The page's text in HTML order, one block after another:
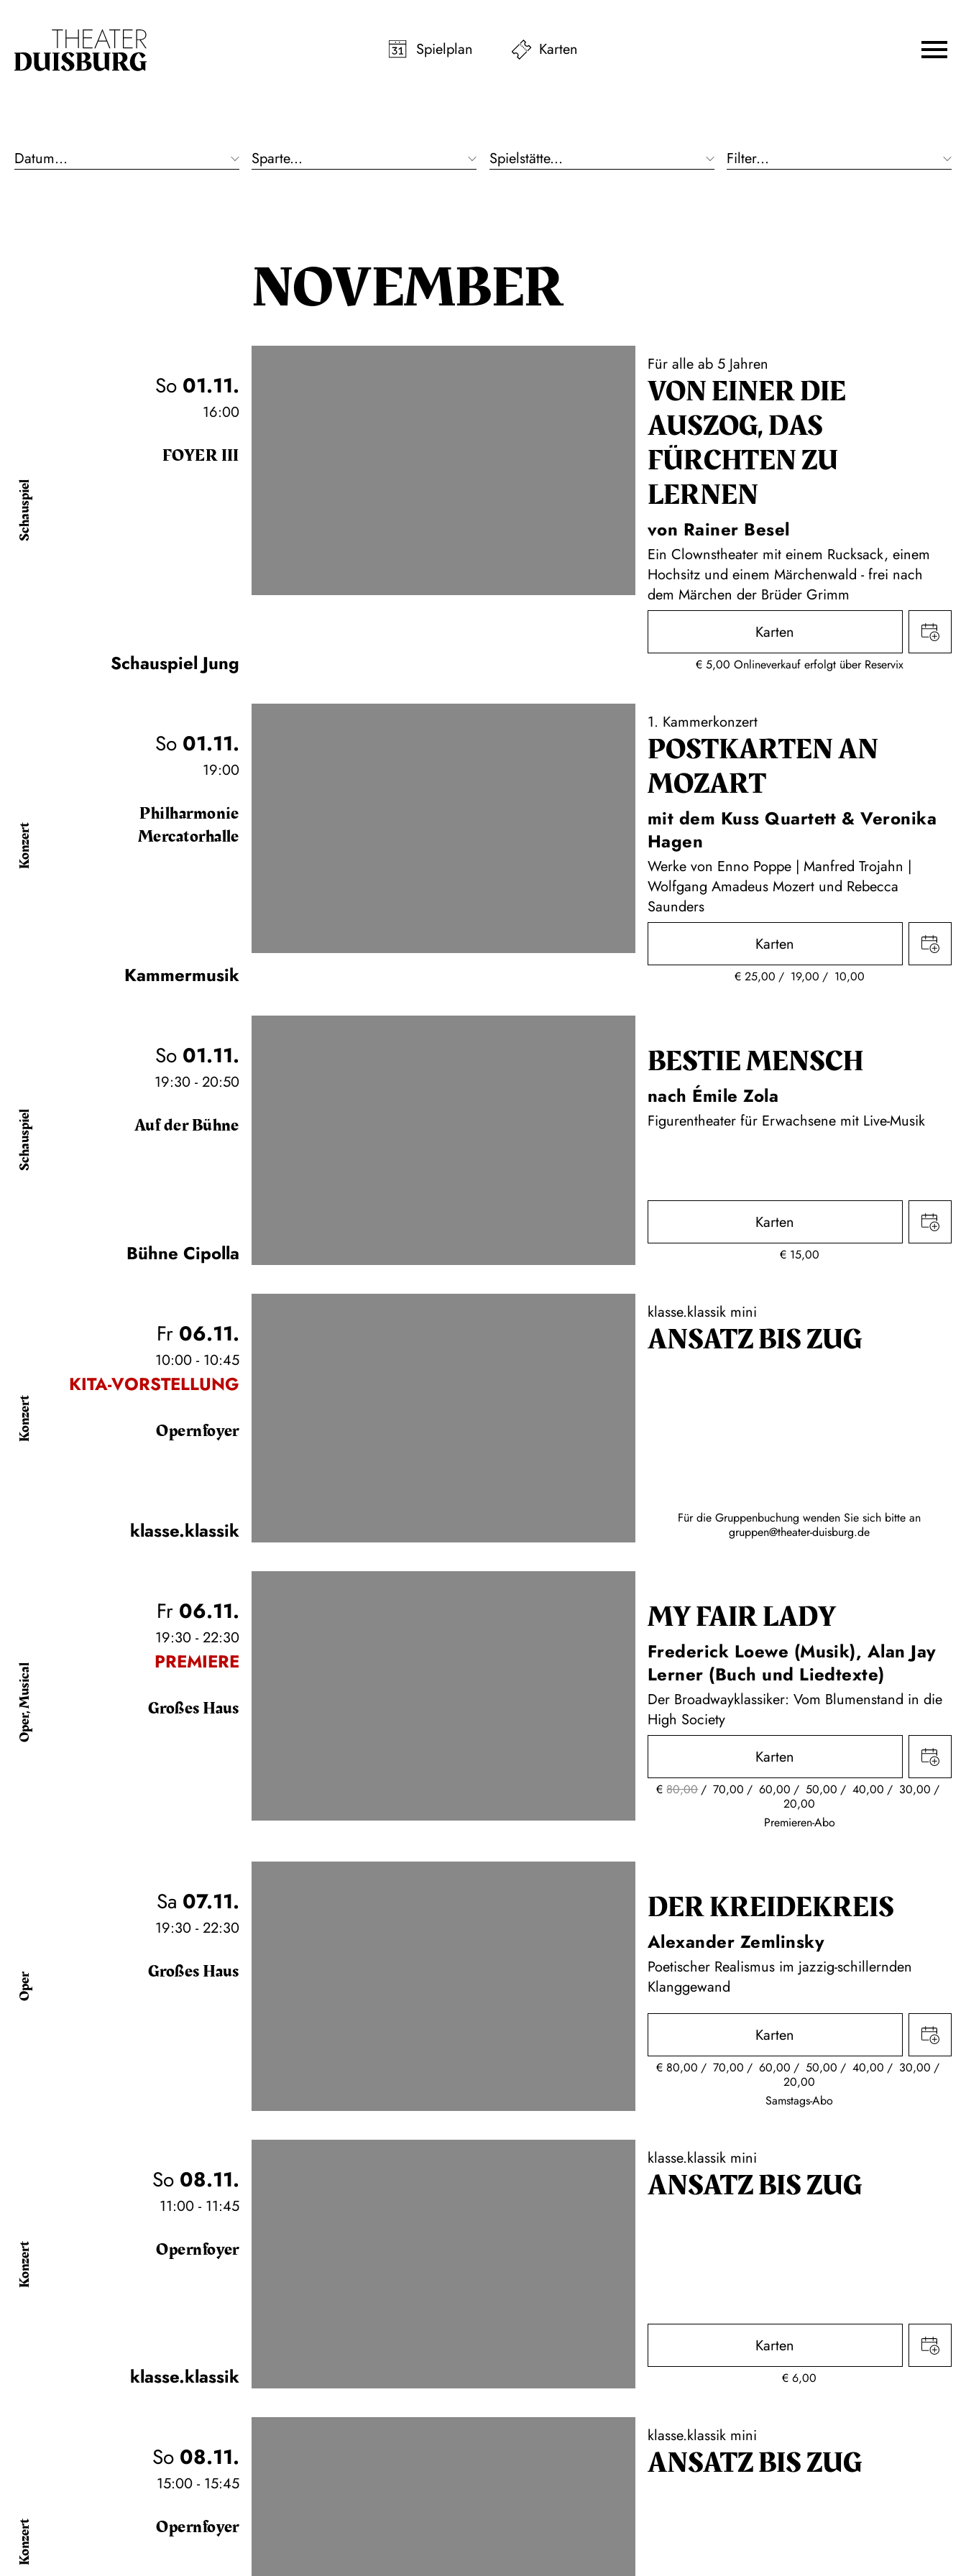
Spielplan
Karten
Datum... Sparte... Spielstätte... Filter...
NOVEMBER
Schauspiel
So 01.11.
16:00
FOYER III
Schauspiel Jung
Für alle ab 5 Jahren
VON EINER DIE
AUSZOG, DAS
FÜRCHTEN ZU
LERNEN
von Rainer Besel
Ein Clownstheater mit einem Rucksack, einem
Hochsitz und einem Märchenwald - frei nach
dem Märchen der Brüder Grimm
Karten
€ 5,00 Onlineverkauf erfolgt über Reservix
Konzert
So 01.11.
19:00
Philharmonie
Mercatorhalle
Kammermusik
1. Kammerkonzert
POSTKARTEN AN
MOZART
mit dem Kuss Quartett & Veronika
Hagen
Werke von Enno Poppe | Manfred Trojahn |
Wolfgang Amadeus Mozert und Rebecca
Saunders
Karten
€ 25,00 19,00 10,00
Schauspiel
So 01.11.
19:30 - 20:50
Auf der Bühne
Bühne Cipolla
BESTIE MENSCH
nach Émile Zola
Figurentheater für Erwachsene mit Live-Musik
Karten
€ 15,00
Konzert
Fr 06.11.
10:00 - 10:45
KITA-VORSTELLUNG
Opernfoyer
klasse.klassik
klasse.klassik mini
ANSATZ BIS ZUG
Für die Gruppenbuchung wenden Sie sich bitte an
gruppen@theater-duisburg.de
Oper, Musical
Fr 06.11.
19:30 - 22:30
PREMIERE
Großes Haus
MY FAIR LADY
Frederick Loewe (Musik), Alan Jay
Lerner (Buch und Liedtexte)
Der Broadwayklassiker: Vom Blumenstand in die
High Society
Karten
€80,00 70,00 60,00 50,00 40,00
30,00
20,00
Premieren-Abo
Oper
Sa 07.11.
19:30 - 22:30
Großes Haus
DER KREIDE­KREIS
Alexander Zemlinsky
Poetischer Realismus im jazzig-schillernden
Klanggewand
Karten
€ 80,00 70,00 60,00 50,00 40,00
30,00
20,00
Samstags-Abo
Konzert
So 08.11.
11:00 - 11:45
Opernfoyer
klasse.klassik
klasse.klassik mini
ANSATZ BIS ZUG
Karten
€6,00
Konzert
So 08.11.
15:00 - 15:45
Opernfoyer
klasse.klassik mini
ANSATZ BIS ZUG